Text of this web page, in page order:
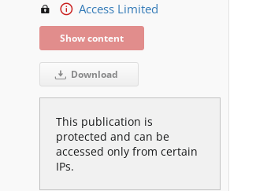
Access Limited
Show content
Download
This publication is
protected and can be
accessed only from certain
IPs.